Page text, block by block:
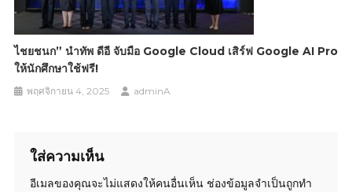
ไชยชนก” นำทัพ ดีอี จับมือ Google Cloud เสิร์ฟ Google AI Pro
ให้นักศึกษาใช้ฟรี!
พฤศจิกายน 4, 2025 adminA
ใส่ความเห็น
อีเมลของคุณจะไม่แสดงให้คนอื่นเห็น ช่องข้อมูลจำเป็นถูกทำ